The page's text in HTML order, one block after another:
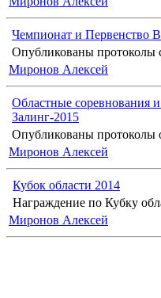
Чемпионат и Первенство
Опубликованы протоколы
Миронов Алексей
Областные соревнования
Залинг-2015
Опубликованы протоколы
Миронов Алексей
Кубок области 2014
Награждение по Кубку
Миронов Алексей